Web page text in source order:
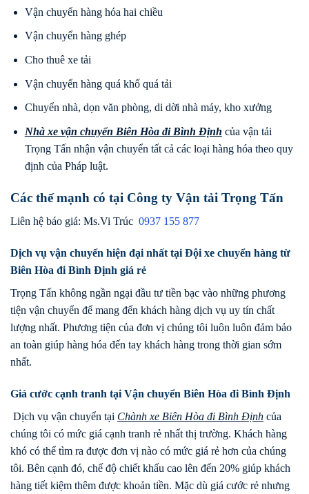
Vận chuyển hàng hóa hai chiều
Vận chuyển hàng ghép
Cho thuê xe tải
Vận chuyển hàng quá khổ quá tải
Chuyển nhà, dọn văn phòng, di dời nhà máy, kho xưởng
Nhà xe vận chuyển Biên Hòađi Bình Định của vận tải
Trọng Tấn nhận vận chuyển tất cả các loại hàng hóa theo quy
định của Pháp luật.
Các thế mạnh có tại Công ty Vận tải Trọng Tấn
Liên hệ báo giá: Ms.Vi Trúc 0937 155 877
Dịch vụ vận chuyển hiện đại nhất tại Đội xe chuyển hàng từ
Biên Hòa đi Bình Định giá rẻ
Trọng Tấn không ngần ngại đầu tư tiền bạc vào những phương
tiện vận chuyển để mang đến khách hàng dịch vụ uy tín chất
lượng nhất. Phương tiện của đơn vị chúng tôi luôn luôn đảm bảo
an toàn giúp hàng hóa đến tay khách hàng trong thời gian sớm
nhất.
Giá cước cạnh tranh tại Vận chuyển Biên Hòa đi Bình Định
Dịch vụ vận chuyển tại Chành xe Biên Hòa đi Bình Định của
chúng tôi có mức giá cạnh tranh rẻ nhất thị trường. Khách hàng
khó có thể tìm ra được đơn vị nào có mức giá rẻ hơn của chúng
tôi. Bên cạnh đó, chế độ chiết khấu cao lên đến 20% giúp khách
hàng tiết kiệm thêm được khoản tiền. Mặc dù giá cước rẻ nhưng